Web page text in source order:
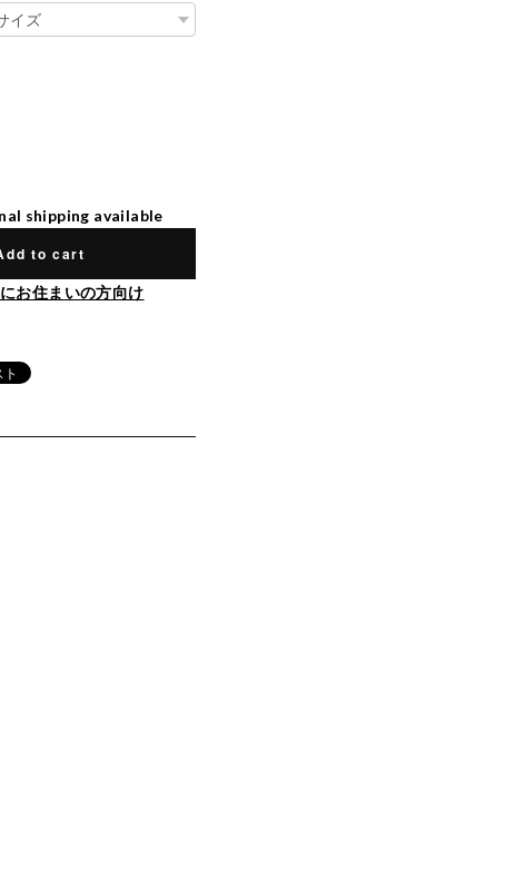
shipping available
to cart
お住まいの方向け